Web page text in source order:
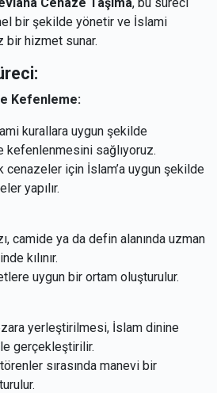
bir şekilde yönetir ve İslami
bir hizmet sunar.
Kefenleme:
kurallara uygun şekilde
kefenlenmesini sağlıyoruz.
cenazeler için İslam’a uygun şekilde
yapılır.
camide ya da defin alanında uzman
kılınır.
uygun bir ortam oluşturulur.
yerleştirilmesi, İslam dinine
gerçekleştirilir.
sırasında manevi bir